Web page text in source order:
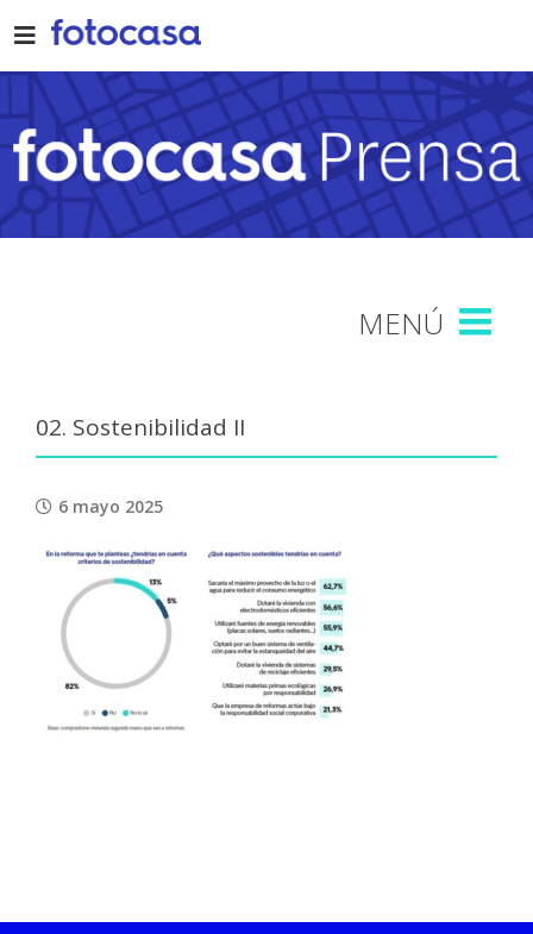
to
content
02. Sostenibilidad II
6 mayo 2025